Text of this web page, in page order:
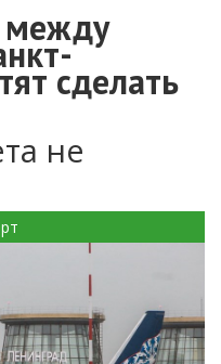
между
сделать
не